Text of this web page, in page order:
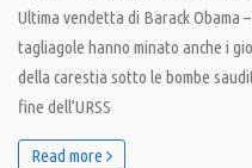
Ultima vendetta di Barack Obama
tagliagole hanno minato anche i
della carestia sotto le bombe
fine dell’URSS
Read more